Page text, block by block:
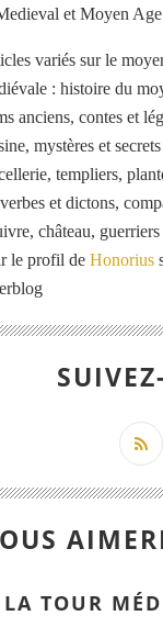
variés sur le
: histoire du
anciens, contes et
mystères et
templiers,
et dictons,
château,
le profil de Honorius
LA TOUR